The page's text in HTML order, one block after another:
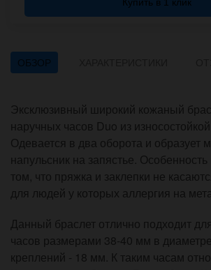
Купить в 1 клик
ОБЗОР
Эксклюзивный широкий кожаный
наручных часов Duo из
Одевается в два оборота и образует
напульсник на запястье.
том, что пряжка и заклепки не
для людей у которых аллергия на
Данный браслет отлично подходит
часов размерами 38-40 мм в
креплений - 18 мм. К таким часам